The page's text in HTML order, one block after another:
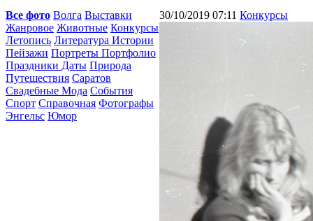
Все фото Волга Выставки
Жанровое Животные Конкурсы
Летопись Литература Истории
Пейзажи Портреты Портфолио
Праздники Даты Природа
Путешествия Саратов
Свадебные Мода События
Спорт Справочная Фотографы
Энгельс Юмор
30/10/2019 07:11 Конкурсы